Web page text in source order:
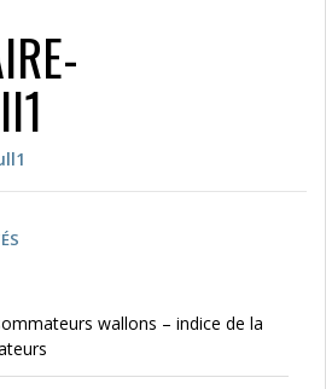
wallons – indice de la